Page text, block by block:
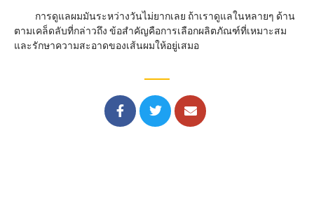
การดูแลผมมันระหว่างวันไม่ยากเลย ถ้าเราดูแลในหลายๆ ด้าน
ตามเคล็ดลับที่กล่าวถึง ข้อสำคัญคือการเลือกผลิตภัณฑ์ที่เหมาะสม
และรักษาความสะอาดของเส้นผมให้อยู่เสมอ